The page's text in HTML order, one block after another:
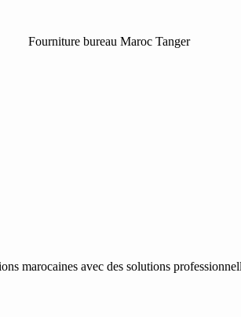
marocaines avec des solutions